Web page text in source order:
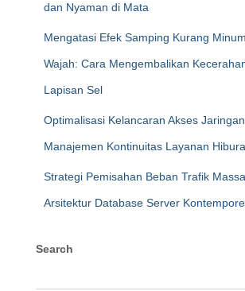
dan Nyaman di Mata
Mengatasi Efek Samping Kurang
Wajah: Cara Mengembalikan
Lapisan Sel
Optimalisasi Kelancaran Akses
Manajemen Kontinuitas Layanan
Strategi Pemisahan Beban Trafik
Arsitektur Database Server
Search